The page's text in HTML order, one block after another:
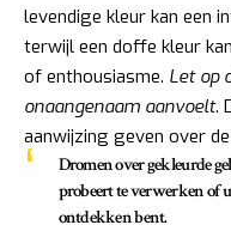
levendige kleur kan een
terwijl een doffe kleur
of enthousiasme. Let op
onaangenaam aanvoelt.
aanwijzing geven over
Dromen over gekleurde
probeert te verwerken of
ontdekken bent.